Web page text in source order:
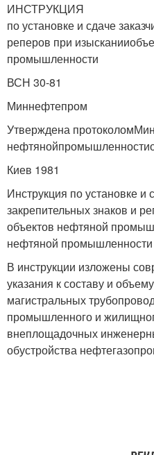
ИНСТРУКЦИЯ
по установке и сдаче
реперов при
промышленности
ВСН 30-81
Миннефтепром
Утверждена
Киев 1981
Инструкция по установке и
закрепительных знаков и
объектов нефтяной
нефтяной
В инструкции изложены
указания к составу и
магистральных
промышленного и
внеплощадочных
обустройства